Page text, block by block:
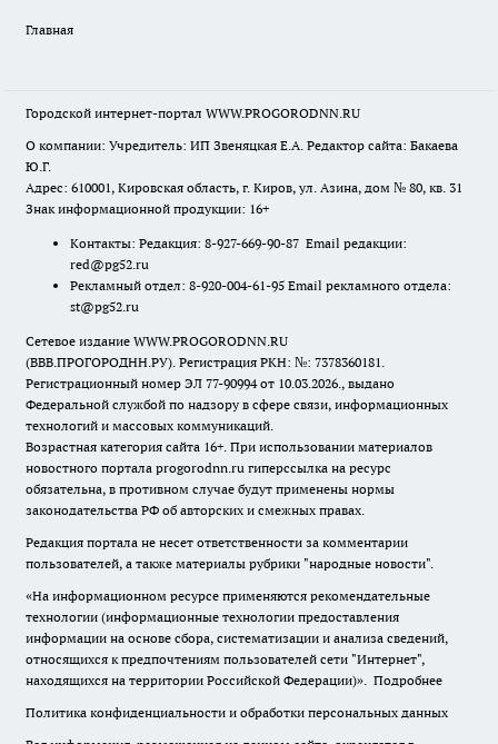
Главная
Городской интернет-портал WWW.PROGORODNN.RU
О компании: Учредитель: ИП Звеняцкая Е.А. Редактор сайта: Бакаева
Ю.Г.
Адрес: 610001, Кировская область, г. Киров, ул. Азина, дом № 80, кв. 31
Знак информационной продукции: 16+
Контакты: Редакция: 8-927-669-90-87 Email редакции:
red@pg52.ru
Рекламный отдел: 8-920-004-61-95 Email рекламного отдела:
st@pg52.ru
Сетевое издание WWW.PROGORODNN.RU
(ВВВ.ПРОГОРОДНН.РУ). Регистрация РКН: №: 7378360181.
Регистрационный номер ЭЛ 77-90994 от 10.03.2026., выдано
Федеральной службой по надзору в сфере связи, информационных
технологий и массовых коммуникаций.
Возрастная категория сайта 16+. При использовании материалов
новостного портала progorodnn.ru гиперссылка на ресурс
обязательна, в противном случае будут применены нормы
законодательства РФ об авторских и смежных правах.
Редакция портала не несет ответственности за комментарии
пользователей, а также материалы рубрики "народные новости".
«На информационном ресурсе применяются рекомендательные
технологии (информационные технологии предоставления
информации на основе сбора, систематизации и анализа сведений,
относящихся к предпочтениям пользователей сети "Интернет",
находящихся на территории Российской Федерации)». Подробнее
Политика конфиденциальности и обработки персональных данных